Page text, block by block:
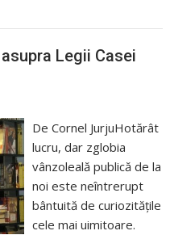
Legii Casei
De Cornel JurjuHotărât
lucru, dar zglobia
vânzoleală publică de la
noi este neîntrerupt
bântuită de curiozităţile
cele mai uimitoare.